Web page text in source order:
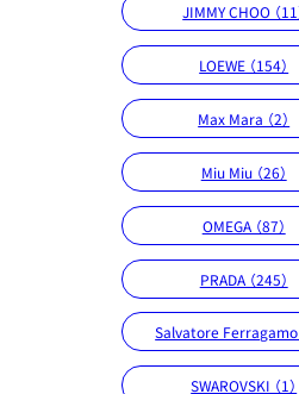
JIMMY CHOO （11
LOEWE （154）
Max Mara （2）
Miu Miu （26）
OMEGA （87）
PRADA （245）
Salvatore Ferragamo
SWAROVSKI （1）